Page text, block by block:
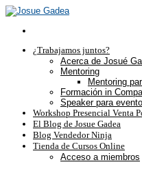
¿Trabajamos juntos?
Acerca de Josué
Mentoring
Mentoring
Formación in
Speaker para
Workshop Presencial Venta
El Blog de Josue Gadea
Blog Vendedor Ninja
Tienda de Cursos Online
Acceso a miembros